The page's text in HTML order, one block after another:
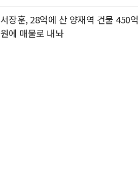
서장훈, 28억에 산 양재역 건물 450억
원에 매물로 내놔